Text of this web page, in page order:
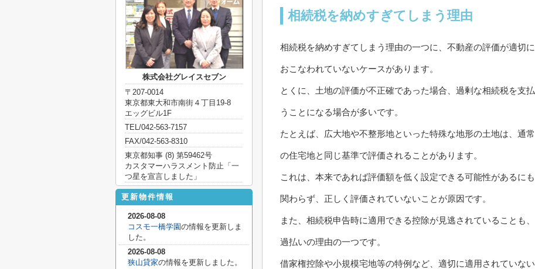
相続税を納めすぎてしまう理由
相続税を納めすぎてしまう理由の一つに、不動産の評価が適切に
おこなわれていないケースがあります。
とくに、土地の評価が不正確であった場合、過剰な相続税を支払
うことになる場合が多いです。
たとえば、広大地や不整形地といった特殊な地形の土地は、通常
の住宅地と同じ基準で評価されることがあります。
これは、本来であれば評価額を低く設定できる可能性があるにも
関わらず、正しく評価されていないことが原因です。
また、相続税申告時に適用できる控除が見逃されていることも、
過払いの理由の一つです。
借家権控除や小規模宅地等の特例など、適切に適用されていない
株式会社グレイスセブン
〒207-0014
東京都東大和市南街４丁目19-8
エッグビル1F
TEL/042-563-7157
FAX/042-563-8310
東京都知事 (8) 第59462号
カスタマーハラスメント防止「一
つ星を宣言しました」
更新物件情報
2026-08-08
コスモ一橋学園の情報を更新しま
した。
2026-08-08
狭山貸家の情報を更新しました。